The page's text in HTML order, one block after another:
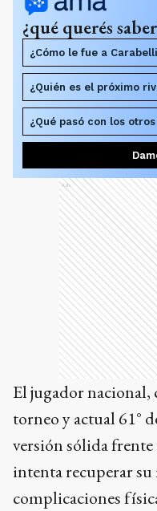
¿qué querés
¿Cómo le fue a
¿Quién es el próximo
¿Qué pasó con los
Ads
El jugador nacional,
torneo y actual 61°
versión sólida
intenta recuperar su
complicaciones